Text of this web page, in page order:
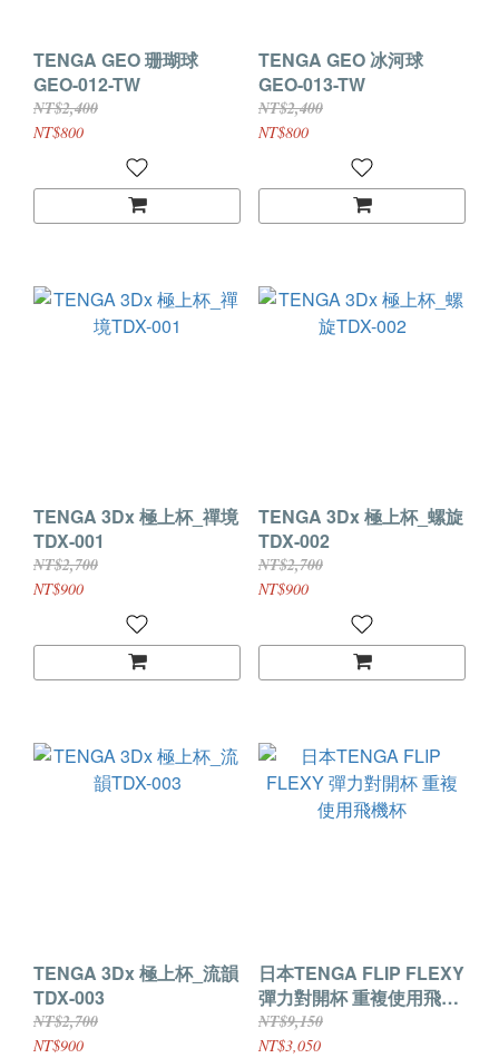
TENGA GEO 珊瑚球
GEO-012-TW
NT$2,400
NT$800
TENGA GEO 冰河球
GEO-013-TW
NT$2,400
NT$800
TENGA 3Dx 極上杯_禪境
TDX-001
NT$2,700
NT$900
TENGA 3Dx 極上杯_螺旋
TDX-002
NT$2,700
NT$900
TENGA 3Dx 極上杯_流韻
TDX-003
NT$2,700
NT$900
日本TENGA FLIP FLEXY
彈力對開杯 重複使用飛機
杯
NT$9,150
NT$3,050